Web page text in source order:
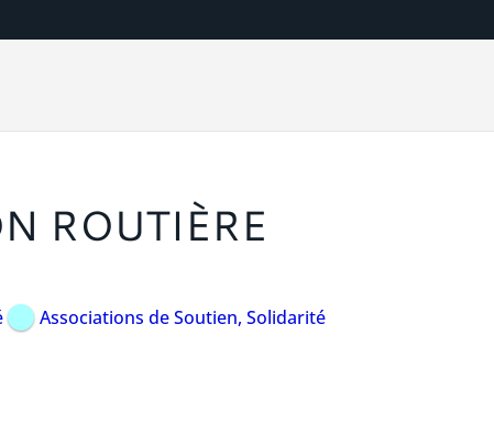
ROUTIÈRE
Associations de Soutien, Solidarité